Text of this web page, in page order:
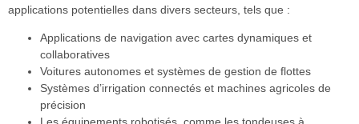
applications potentielles dans divers secteurs, tels que :
Applications de navigation avec cartes dynamiques et
collaboratives
Voitures autonomes et systèmes de gestion de flottes
Systèmes d’irrigation connectés et machines agricoles de
précision